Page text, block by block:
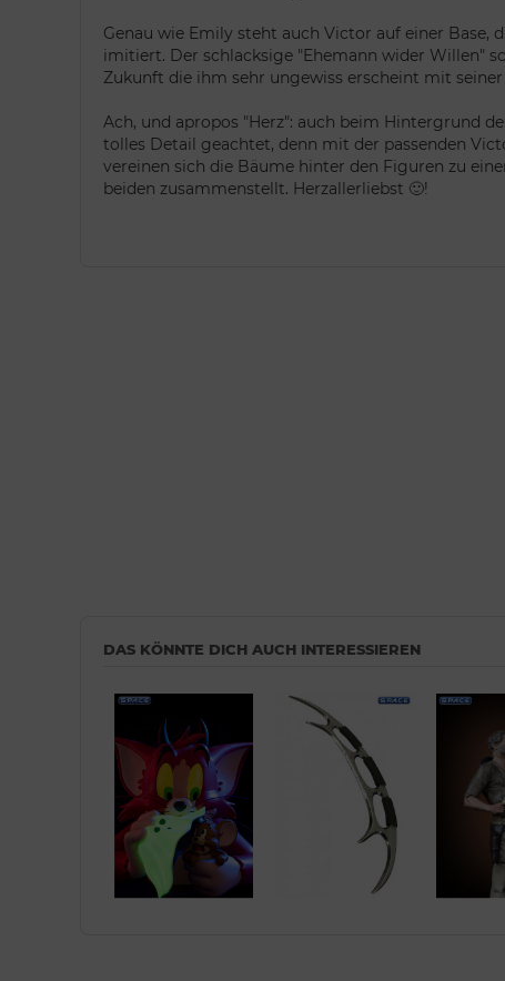
Genau wie Emily steht auch Victor auf einer Base,
imitiert. Der schlacksige "Ehemann wider Willen"
Zukunft die ihm sehr ungewiss erscheint mit
Ach, und apropos "Herz": auch beim Hintergrund
tolles Detail geachtet, denn mit der passenden
vereinen sich die Bäume hinter den Figuren zu
beiden zusammenstellt. Herzallerliebst 🙂!
DAS KÖNNTE DICH AUCH INTERESSIEREN